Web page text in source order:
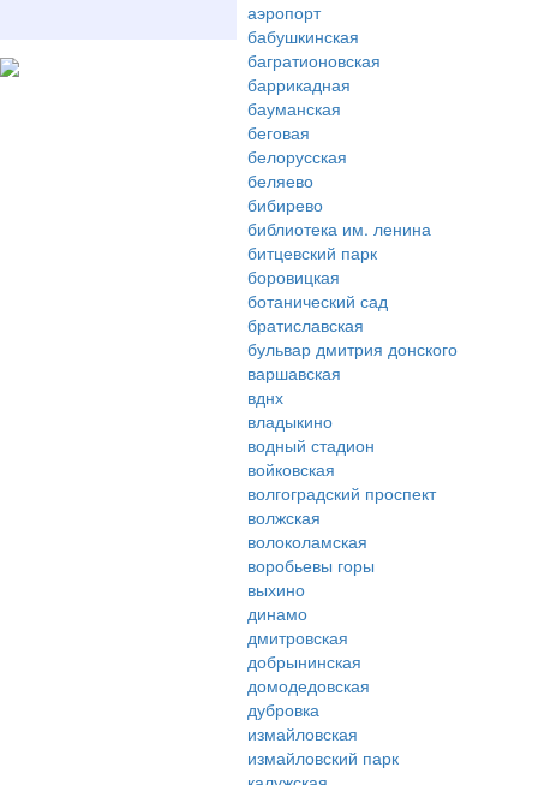
аэропорт
бабушкинская
багратионовская
баррикадная
бауманская
беговая
белорусская
беляево
бибирево
библиотека им. ленина
битцевский парк
боровицкая
ботанический сад
братиславская
бульвар дмитрия донского
варшавская
вднх
владыкино
водный стадион
войковская
волгоградский проспект
волжская
волоколамская
воробьевы горы
выхино
динамо
дмитровская
добрынинская
домодедовская
дубровка
измайловская
измайловский парк